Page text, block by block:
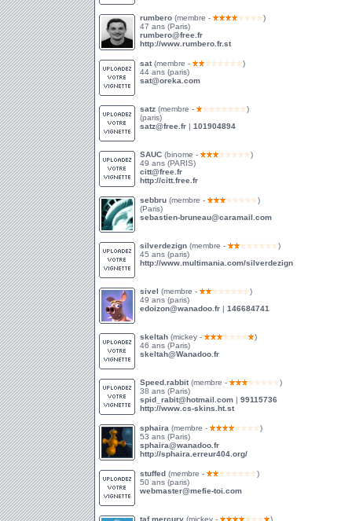
rumbero (membre -
)
47 ans (Paris)
rumbero@free.fr
http://www.rumbero.fr.st
sat(membre -
)
44 ans (paris)
sat@oreka.com
satz (membre -
)
(paris)
satz@free.fr | 101904894
SAUC (binome -
)
49 ans (PARIS)
citt@free.fr
http://citt.free.fr
sebbru (membre -
)
(Paris)
sebastien-bruneau@caramail.com
silverdezign (membre -
)
45 ans (paris)
http://www.multimania.com/silverdezign
sivel (membre -
)
49 ans (paris)
edoizon@wanadoo.fr | 146684741
skeltah (mickey -
)
46 ans (Paris)
skeltah@Wanadoo.fr
Speed.rabbit(membre -
)
38 ans (Paris)
spid_rabit@hotmail.com | 99115736
http://www.cs-skins.ht.st
sphaira (membre -
)
53 ans (Paris)
sphaira@wanadoo.fr
http://sphaira.erreur404.org/
stuffed (membre -
)
50 ans (paris)
webmaster@mefie-toi.com
taf.mercury (mickey - )